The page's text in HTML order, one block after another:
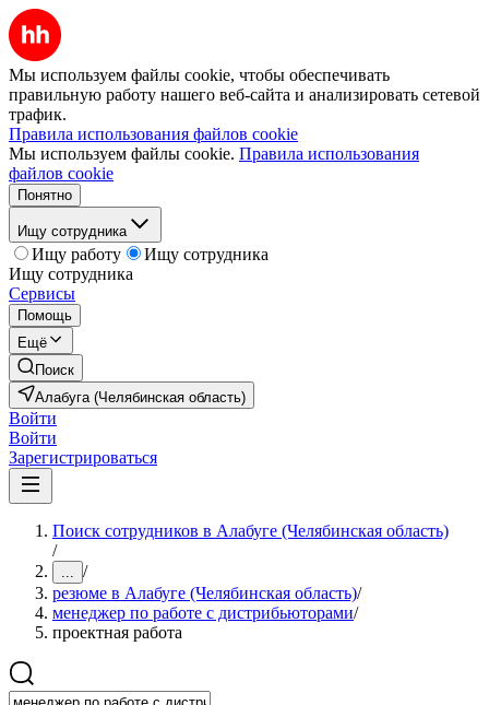
Мы используем файлы cookie, чтобы обеспечивать
правильную работу нашего веб-сайта и анализировать сетевой
трафик.
Правила использования файлов cookie
Мы используем файлы cookie. Правила использования
файлов cookie
Понятно
Ищу сотрудника
Ищу работу
Ищу сотрудника
Ищу сотрудника
Сервисы
Помощь
Ещё
Поиск
Алабуга (Челябинская область)
Войти
Войти
Зарегистрироваться
Поиск сотрудников в Алабуге (Челябинская область)
/
... /
резюме в Алабуге (Челябинская область)/
менеджер по работе с дистрибьюторами/
проектная работа